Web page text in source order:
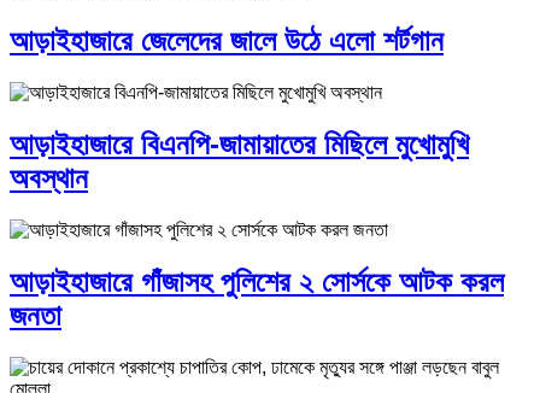
আড়াইহাজারে জেলেদের জালে উঠে এলো শর্টগান
আড়াইহাজারে বিএনপি-জামায়াতের মিছিলে মুখোমুখি
অবস্থান
আড়াইহাজারে গাঁজাসহ পুলিশের ২ সোর্সকে আটক করল
জনতা